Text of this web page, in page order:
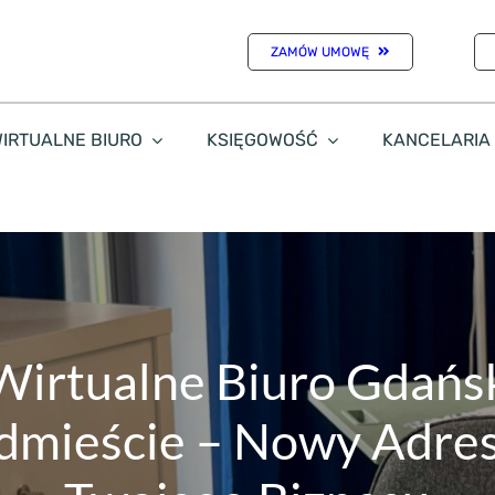
ZAMÓW UMOWĘ
BIURO KSIĘGOWOŚĆ KANCELARIA
Biuro
– Nowy